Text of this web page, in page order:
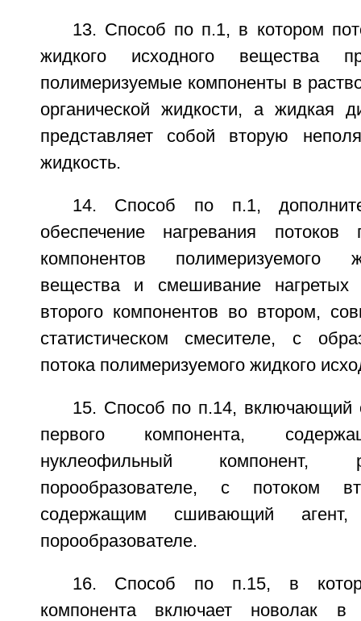
13. Способ по п.1, в котором
жидкого исходного вещества
полимеризуемые компоненты в
органической жидкости, а жидкая
представляет собой вторую
жидкость.
14. Способ по п.1,
обеспечение нагревания потоков
компонентов полимеризуемого
вещества и смешивание нагретых
второго компонентов во втором,
статистическом смесителе, с
потока полимеризуемого жидкого
15. Способ по п.14, включающий
первого компонента,
нуклеофильный компонент,
порообразователе, с потоком
содержащим сшивающий
порообразователе.
16. Способ по п.15, в
компонента включает новолак в